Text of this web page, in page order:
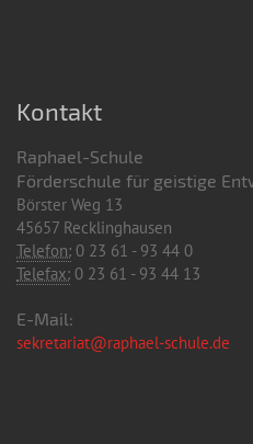
Kontakt
Raphael-Schule
Förderschule für geistige
Börster Weg 13
45657 Recklinghausen
Telefon: 0 23 61 - 93 44 0
Telefax: 0 23 61 - 93 44 13
E-Mail:
sekretariat@raphael-schule.de